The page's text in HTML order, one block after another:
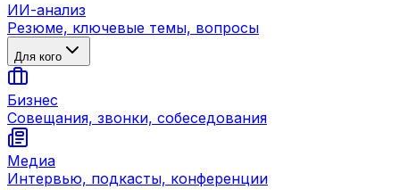
ИИ-анализ
Резюме, ключевые темы, вопросы
Для кого
Бизнес
Совещания, звонки, собеседования
Медиа
Интервью, подкасты, конференции